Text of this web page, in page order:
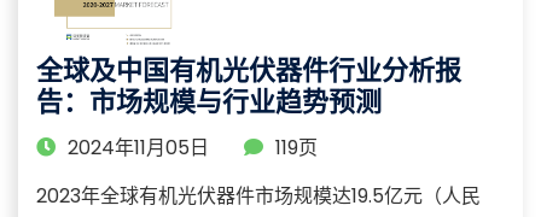
全球及中国有机光伏器件行业分析报
告：市场规模与行业趋势预测
2024年11月05日
119页
2023年全球有机光伏器件市场规模达19.5亿元（人民